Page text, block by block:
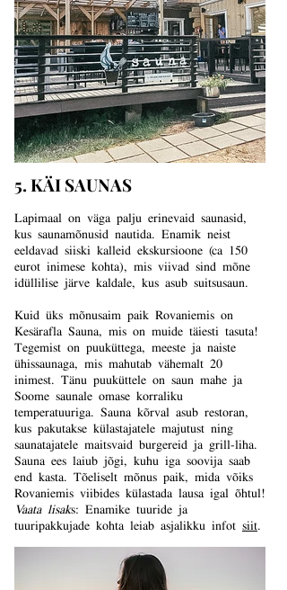
5. KÄI SAUNAS
Lapimaal on väga palju erinevaid saunasid,
kus saunamõnusid nautida. Enamik neist
eeldavad siiski kalleid ekskursioone (ca 150
eurot inimese kohta), mis viivad sind mõne
idüllilise järve kaldale, kus asub suitsusaun.
Kuid üks mõnusaim paik Rovaniemis on
Kesärafla Sauna, mis on muide täiesti tasuta!
Tegemist on puuküttega, meeste ja naiste
ühissaunaga, mis mahutab vähemalt 20
inimest. Tänu puuküttele on saun mahe ja
Soome saunale omase korraliku
temperatuuriga. Sauna kõrval asub restoran,
kus pakutakse külastajatele majutust ning
saunatajatele maitsvaid burgereid ja grill-liha.
Sauna ees laiub jõgi, kuhu iga soovija saab
end kasta. Tõeliselt mõnus paik, mida võiks
Rovaniemis viibides külastada lausa igal õhtul!
Vaata lisaks: Enamike tuuride ja
tuuripakkujade kohta leiab asjalikku infot siit